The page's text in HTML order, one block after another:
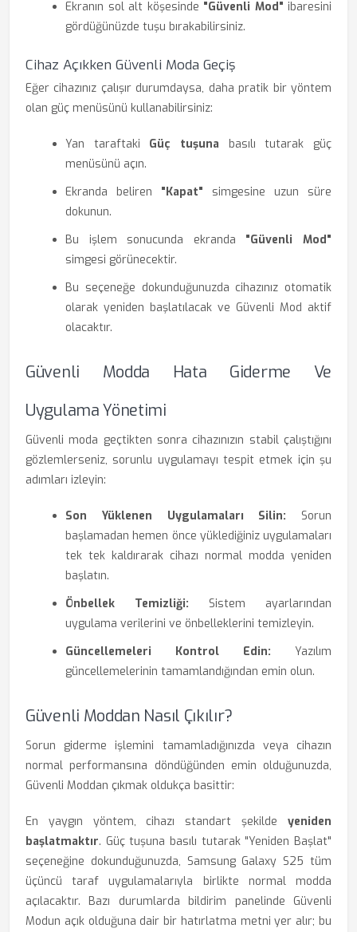
Ekranın sol alt köşesinde "Güvenli Mod" ibaresini
gördüğünüzde tuşu bırakabilirsiniz.
Cihaz Açıkken Güvenli Moda Geçiş
Eğer cihazınız çalışır durumdaysa, daha pratik bir yöntem
olan güç menüsünü kullanabilirsiniz:
Yan taraftaki Güç tuşuna basılı tutarak güç
menüsünü açın.
Ekranda beliren "Kapat" simgesine uzun süre
dokunun.
Bu işlem sonucunda ekranda "Güvenli Mod"
simgesi görünecektir.
Bu seçeneğe dokunduğunuzda cihazınız otomatik
olarak yeniden başlatılacak ve Güvenli Mod aktif
olacaktır.
Güvenli Modda Hata Giderme Ve
Uygulama Yönetimi
Güvenli moda geçtikten sonra cihazınızın stabil çalıştığını
gözlemlerseniz, sorunlu uygulamayı tespit etmek için şu
adımları izleyin:
Son Yüklenen Uygulamaları Silin: Sorun
başlamadan hemen önce yüklediğiniz uygulamaları
tek tek kaldırarak cihazı normal modda yeniden
başlatın.
Önbellek Temizliği: Sistem ayarlarından
uygulama verilerini ve önbelleklerini temizleyin.
Güncellemeleri Kontrol Edin: Yazılım
güncellemelerinin tamamlandığından emin olun.
Güvenli Moddan Nasıl Çıkılır?
Sorun giderme işlemini tamamladığınızda veya cihazın
normal performansına döndüğünden emin olduğunuzda,
Güvenli Moddan çıkmak oldukça basittir:
En yaygın yöntem, cihazı standart şekilde yeniden
başlatmaktır. Güç tuşuna basılı tutarak "Yeniden Başlat"
seçeneğine dokunduğunuzda, Samsung Galaxy S25 tüm
üçüncü taraf uygulamalarıyla birlikte normal modda
açılacaktır. Bazı durumlarda bildirim panelinde Güvenli
Modun açık olduğuna dair bir hatırlatma metni yer alır; bu